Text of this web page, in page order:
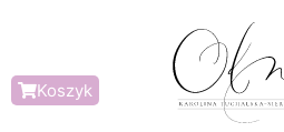
Koszyk